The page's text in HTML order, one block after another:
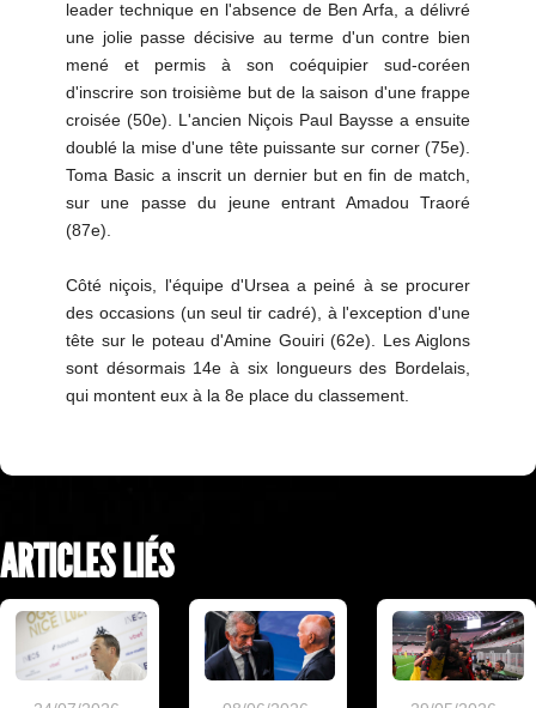
leader technique en l'absence de Ben Arfa, a délivré
une jolie passe décisive au terme d'un contre bien
mené et permis à son coéquipier sud-coréen
d'inscrire son troisième but de la saison d'une frappe
croisée (50e). L'ancien Niçois Paul Baysse a ensuite
doublé la mise d'une tête puissante sur corner (75e).
Toma Basic a inscrit un dernier but en fin de match,
sur une passe du jeune entrant Amadou Traoré
(87e).
Côté niçois, l'équipe d'Ursea a peiné à se procurer
des occasions (un seul tir cadré), à l'exception d'une
tête sur le poteau d'Amine Gouiri (62e). Les Aiglons
sont désormais 14e à six longueurs des Bordelais,
qui montent eux à la 8e place du classement.
ARTICLES LIÉS